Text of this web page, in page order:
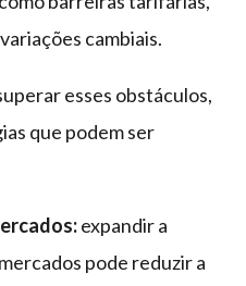
cambiais.
esses obstáculos,
que podem ser
expandir a
pode reduzir a